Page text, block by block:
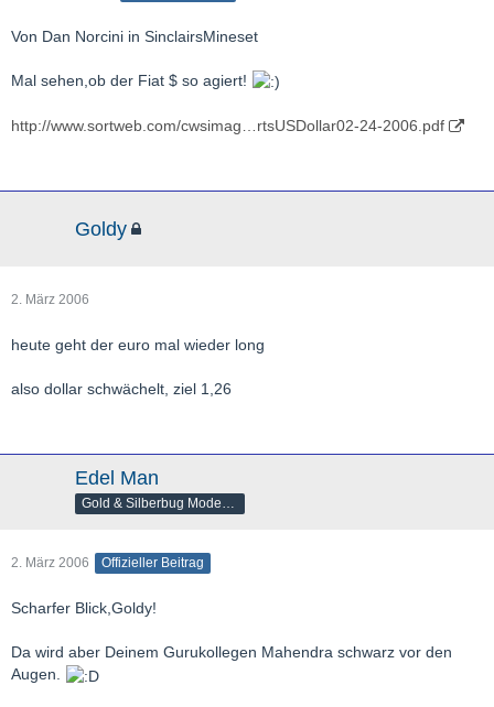
Von Dan Norcini in SinclairsMineset
Mal sehen,ob der Fiat $ so agiert!
http://www.sortweb.com/cwsimag…rtsUSDollar02-24-2006.pdf
Goldy
2. März 2006
heute geht der euro mal wieder long
also dollar schwächelt, ziel 1,26
Edel Man
Gold & Silberbug Moderator
2. März 2006 Offizieller Beitrag
Scharfer Blick,Goldy!
Da wird aber Deinem Gurukollegen Mahendra schwarz vor den
Augen.